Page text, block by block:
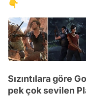
👇
Sızıntılara göre
pek çok sevilen